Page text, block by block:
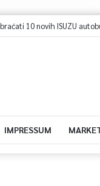
10 novih ISUZU autobusa
IMPRESSUM